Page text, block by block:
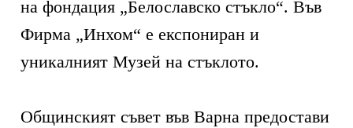
на фондация „Белославско стъкло“. Във
Фирма „Инхом“ е експониран и
уникалният Музей на стъклото.
Общинският съвет във Варна предостави